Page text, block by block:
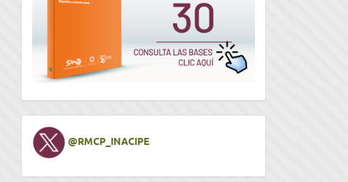
Twitter@RMCP_INACIPE